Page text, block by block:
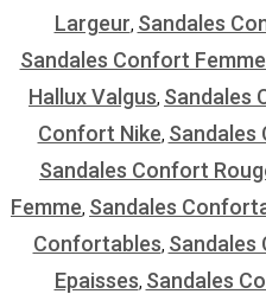
Largeur, Sandales
Sandales Confort
Hallux Valgus, Sandales
Confort Nike, Sandales
Sandales Confort
Femme, Sandales
Confortables, Sandales
Epaisses, Sandales